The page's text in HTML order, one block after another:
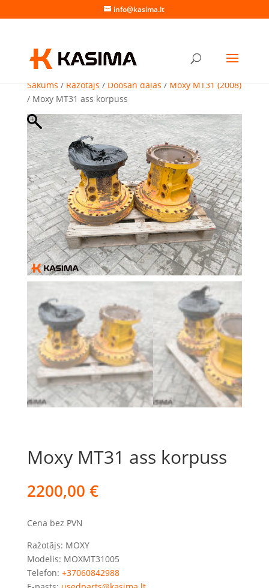
info@kasima.lt
Sākums/Ražotājs/Doosan daļas/Moxy MT31 (2008)
/ Moxy MT31 ass korpuss
Moxy MT31 ass korpuss
2200,00 €
Cena bez PVN
Ražotājs: MOXY
Modelis: MOXMT31005
Telefon: +37060842988